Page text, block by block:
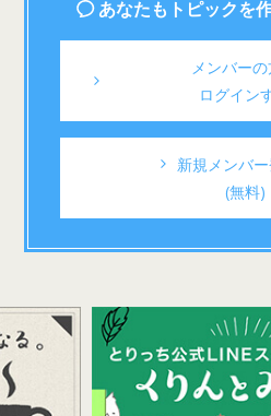
あなたもトピックを
メンバー
ログイン
新規メンバ
(無料)